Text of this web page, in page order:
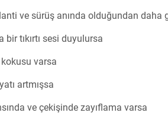
ve sürüş anında olduğundan daha
bir tıkırtı sesi duyulursa
varsa
artmışsa
ve çekişinde zayıflama varsa